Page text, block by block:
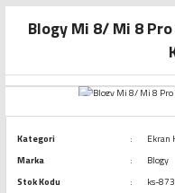
Blogy Mi 8/ Mi 8
Kategori
Ekran
Marka
Blogy
Stok Kodu
ks-